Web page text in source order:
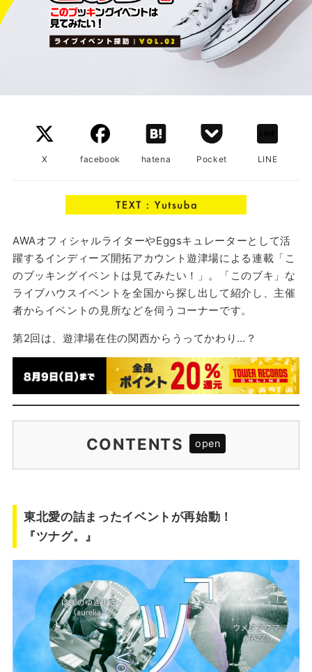
X facebook hatena Pocket LINE
AWAオフィシャルライターやEggsキュレーターとして活
躍するインディーズ開拓アカウント遊津場による連載「こ
のブッキングイベントは見てみたい！」。「このブキ」な
ライブハウスイベントを全国から探し出して紹介し、主催
者からイベントの見所などを伺うコーナーです。
第2回は、遊津場在住の関西からうってかわり…？
CONTENTS
主催のしらっち。に聞きました！
出演者MV
遊津場注目ポイント！
東北愛の詰まったイベントが再始動！
『ツナグ。』